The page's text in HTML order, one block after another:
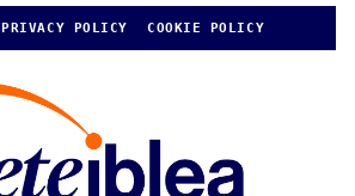
PRIVACY POLICY COOKIE POLICY